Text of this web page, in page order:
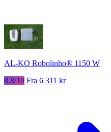
AL-KO Robolinho® 1150 W
8.8/10 Fra 6 311 kr